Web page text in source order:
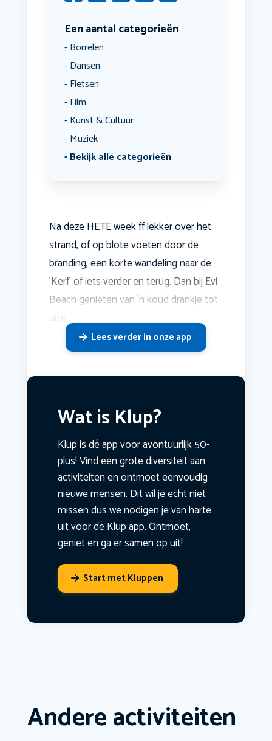
Een aantal categorieën
Borrelen
Dansen
Fietsen
Film
Kunst & Cultuur
Muziek
Bekijk alle categorieën
Na deze HETE week ff lekker over het
strand, of op blote voeten door de
branding, een korte wandeling naar de
'Kerf' of iets verder en terug. Dan bij Evi
Beach genieten van 'n koud drankje tot
uite
Lees verder in onze app
Wat is Klup?
Klup is dé app voor avontuurlijk 50-
plus! Vind een grote diversiteit aan
activiteiten en ontmoet eenvoudig
nieuwe mensen. Dit wil je echt niet
missen dus we nodigen je van harte
uit voor de Klup app. Ontmoet,
geniet en ga er samen op uit!
Start met Kluppen
Andere activiteiten